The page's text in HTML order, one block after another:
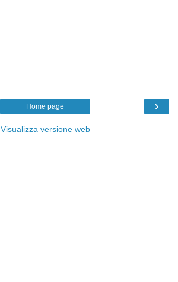
›
Home page
Visualizza versione web